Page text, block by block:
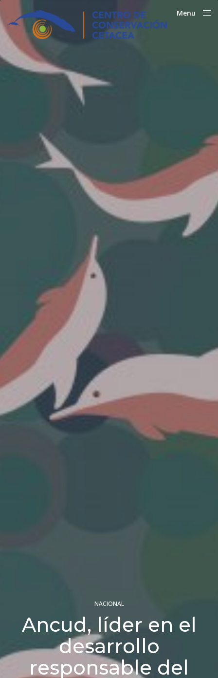
Menu
NACIONAL
Ancud, líder en el
desarrollo
responsable del